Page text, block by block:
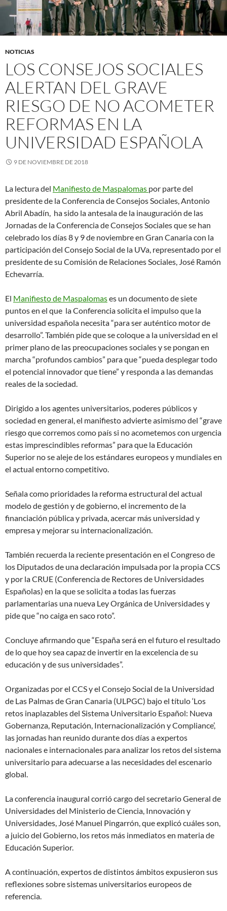
NOTICIAS
LOS CONSEJOS SOCIALES
ALERTAN DEL GRAVE
RIESGO DE NO ACOMETER
REFORMAS EN LA
UNIVERSIDAD ESPAÑOLA
9 DE NOVIEMBRE DE 2018
La lectura del Manifiesto de Maspalomas por parte del
presidente de la Conferencia de Consejos Sociales, Antonio
Abril Abadín, ha sido la antesala de la inauguración de las
Jornadas de la Conferencia de Consejos Sociales que se han
celebrado los días 8 y 9 de noviembre en Gran Canaria con la
participación del Consejo Social de la UVa, representado por el
presidente de su Comisión de Relaciones Sociales, José Ramón
Echevarría.
El Manifiesto de Maspalomases un documento de siete
puntos en el que la Conferencia solicita el impulso que la
universidad española necesita “para ser auténtico motor de
desarrollo”. También pide que se coloque a la universidad en el
primer plano de las preocupaciones sociales y se pongan en
marcha “profundos cambios” para que “pueda desplegar todo
el potencial innovador que tiene” y responda a las demandas
reales de la sociedad.
Dirigido a los agentes universitarios, poderes públicos y
sociedad en general, el manifiesto advierte asimismo del “grave
riesgo que corremos como país si no acometemos con urgencia
estas imprescindibles reformas” para que la Educación
Superior no se aleje de los estándares europeos y mundiales en
el actual entorno competitivo.
Señala como prioridades la reforma estructural del actual
modelo de gestión y de gobierno, el incremento de la
financiación pública y privada, acercar más universidad y
empresa y mejorar su internacionalización.
También recuerda la reciente presentación en el Congreso de
los Diputados de una declaración impulsada por la propia CCS
y por la CRUE (Conferencia de Rectores de Universidades
Españolas) en la que se solicita a todas las fuerzas
parlamentarias una nueva Ley Orgánica de Universidades y
pide que “no caiga en saco roto”.
Concluye afirmando que “España será en el futuro el resultado
de lo que hoy sea capaz de invertir en la excelencia de su
educación y de sus universidades”.
Organizadas por el CCS y el Consejo Social de la Universidad
de Las Palmas de Gran Canaria (ULPGC) bajo el título ‘Los
retos inaplazables del Sistema Universitario Español: Nueva
Gobernanza, Reputación, Internacionalización y Compliance’,
las jornadas han reunido durante dos días a expertos
nacionales e internacionales para analizar los retos del sistema
universitario para adecuarse a las necesidades del escenario
global.
La conferencia inaugural corrió cargo del secretario General de
Universidades del Ministerio de Ciencia, Innovación y
Universidades, José Manuel Pingarrón, que explicó cuáles son,
a juicio del Gobierno, los retos más inmediatos en materia de
Educación Superior.
A continuación, expertos de distintos ámbitos expusieron sus
reflexiones sobre sistemas universitarios europeos de
referencia.